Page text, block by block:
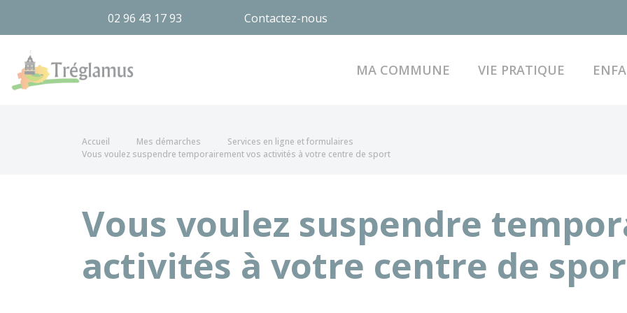
02 96 43 17 93 Contactez-nous
MA COMMUNE VIE PRATIQUE
Accueil Mes démarches
Services en ligne et formulaires
Vous voulez suspendre temporairement vos activités à votre centre de sport
Vous voulez suspendre
activités à votre centre de